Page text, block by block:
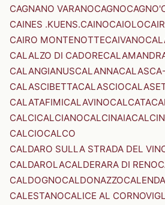
CAGNANO VARANOCAGNOCAGNO'
CAINES .KUENS.CAINOCAIOLO
CAIRO MONTENOTTECAIVANO
CALALZO DI CADORE
CALANGIANUSCALANNA
CALASCIBETTACALASCIO
CALATAFIMICALAVINOCALCATA
CALCICALCIANOCALCINAIA
CALCIOCALCO
CALDARO SULLA STRADA DEL
CALDAROLACALDERARA DI RENO
CALDOGNOCALDONAZZO
CALESTANOCALICE AL